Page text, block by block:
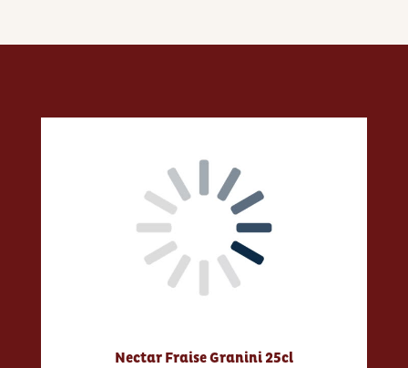
Nectar Fraise Granini 25cl